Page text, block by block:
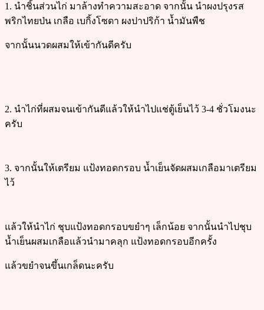
1. นำชิ้นส่วนไก่ มาล้างทำความสะอาด จากนั้น นำผงปรุงรส
พริกไทยป่น เกลือ เบกิ้งโซดา ผงปาปริก้า น้ำมันพืช
จากนั้นนวดผสมให้เข้ากันดีครับ
2. นำไก่ที่ผสมจนเข้ากันดีแล้วให้นำไปแช่ตู้เย็นไว้ 3-4 ชั่วโมงนะ
ครับ
3. จากนั้นให้เตรียม แป้งทอดกรอบ น้ำเย็นจัดผสมเกลือมาเตรียม
ไว้
แล้วให้นำไก่ ชุบแป้งทอดกรอบขยำๆ เล็กน้อย จากนั้นนำไปชุบ
น้ำเย็นผสมเกลือแล้วนำมาคลุก แป้งทอดกรอบอีกครั้ง
แล้วขยำจนขึ้นเกล็ดนะครับ